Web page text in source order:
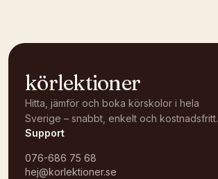
körlektioner
Hitta, jämför och boka körskolor i hela
Sverige – snabbt, enkelt och kostnadsfritt.
Support
076-686 75 68
hej@korlektioner.se